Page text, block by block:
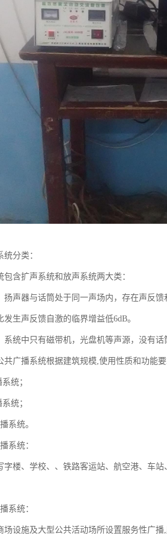
分类：
包含扩声系统和放声系统两大类：
扬声器与话筒处于同一声场内，存在声反
发生声反馈自激的临界增益低6dB。
系统中只有磁带机，光盘机等声源，没有
共广播系统根据建筑规模,使用性质和功能
统；
统；
系统。
系统：
字楼、学校、、铁路客运站、航空港、车
系统：
场设施及大型公共活动场所设置服务性广